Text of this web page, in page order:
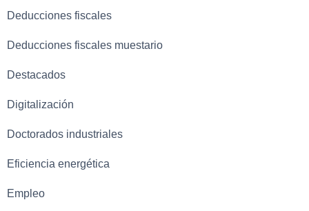
Deducciones fiscales
Deducciones fiscales muestario
Destacados
Digitalización
Doctorados industriales
Eficiencia energética
Empleo